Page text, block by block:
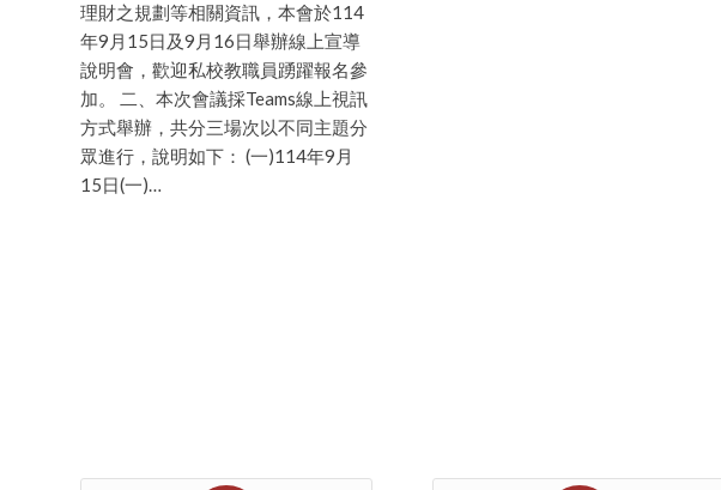
理財之規劃等相關資訊，本會於114
年9月15日及9月16日舉辦線上宣導
說明會，歡迎私校教職員踴躍報名參
加。 二、本次會議採Teams線上視訊
方式舉辦，共分三場次以不同主題分
眾進行，說明如下： (一)114年9月
15日(一)…